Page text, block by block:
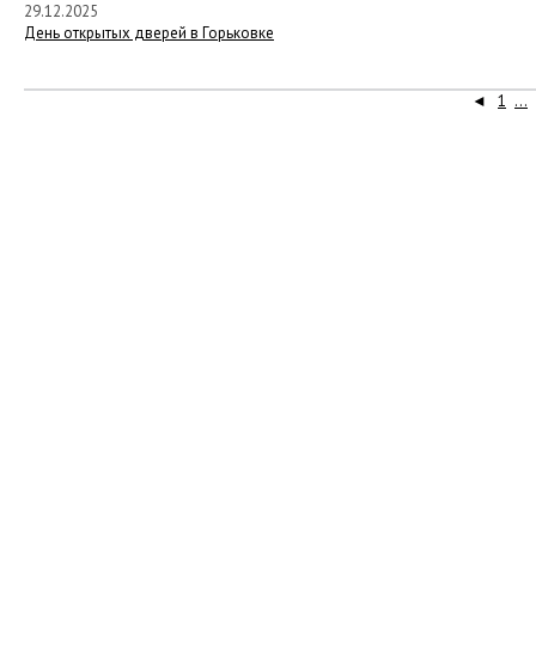
29.12.2025
День открытых дверей в Горьковке
◄ 1 ...